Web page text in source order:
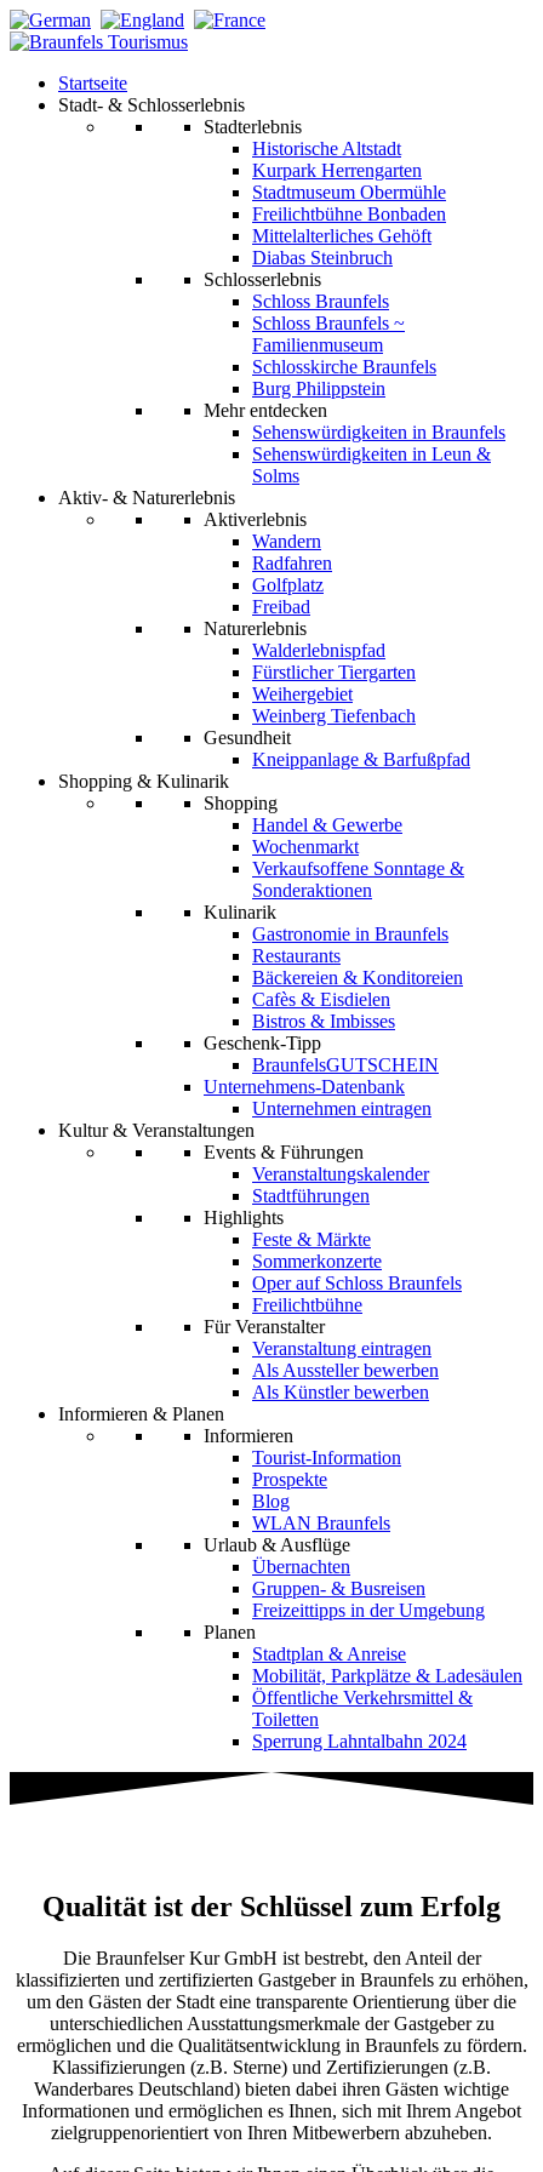
Startseite
Stadt- & Schlosserlebnis
Stadterlebnis
Historische Altstadt
Kurpark Herrengarten
Stadtmuseum Obermühle
Freilichtbühne Bonbaden
Mittelalterliches Gehöft
Diabas Steinbruch
Schlosserlebnis
Schloss Braunfels
Schloss Braunfels ~
Familienmuseum
Schlosskirche Braunfels
Burg Philippstein
Mehr entdecken
Sehenswürdigkeiten in Braunfels
Sehenswürdigkeiten in Leun &
Solms
Aktiv- & Naturerlebnis
Aktiverlebnis
Wandern
Radfahren
Golfplatz
Freibad
Naturerlebnis
Walderlebnispfad
Fürstlicher Tiergarten
Weihergebiet
Weinberg Tiefenbach
Gesundheit
Kneippanlage & Barfußpfad
Shopping & Kulinarik
Shopping
Handel & Gewerbe
Wochenmarkt
Verkaufsoffene Sonntage &
Sonderaktionen
Kulinarik
Gastronomie in Braunfels
Restaurants
Bäckereien & Konditoreien
Cafès & Eisdielen
Bistros & Imbisses
Geschenk-Tipp
BraunfelsGUTSCHEIN
Unternehmens-Datenbank
Unternehmen eintragen
Kultur & Veranstaltungen
Events & Führungen
Veranstaltungskalender
Stadtführungen
Highlights
Feste & Märkte
Sommerkonzerte
Oper auf Schloss Braunfels
Freilichtbühne
Für Veranstalter
Veranstaltung eintragen
Als Aussteller bewerben
Als Künstler bewerben
Informieren & Planen
Informieren
Tourist-Information
Prospekte
Blog
WLAN Braunfels
Urlaub & Ausflüge
Übernachten
Gruppen- & Busreisen
Freizeittipps in der Umgebung
Planen
Stadtplan & Anreise
Mobilität, Parkplätze & Ladesäulen
Öffentliche Verkehrsmittel &
Toiletten
Sperrung Lahntalbahn 2024
Qualität ist der Schlüssel zum Erfolg
Die Braunfelser Kur GmbH ist bestrebt, den Anteil der
klassifizierten und zertifizierten Gastgeber in Braunfels zu erhöhen,
um den Gästen der Stadt eine transparente Orientierung über die
unterschiedlichen Ausstattungsmerkmale der Gastgeber zu
ermöglichen und die Qualitätsentwicklung in Braunfels zu fördern.
Klassifizierungen (z.B. Sterne) und Zertifizierungen (z.B.
Wanderbares Deutschland) bieten dabei ihren Gästen wichtige
Informationen und ermöglichen es Ihnen, sich mit Ihrem Angebot
zielgruppenorientiert von Ihren Mitbewerbern abzuheben.